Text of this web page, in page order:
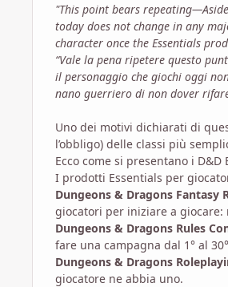
"This point bears
today does not change in any
character once the Essentials
“Vale la pena ripetere questo
il personaggio che giochi oggi
nano guerriero di non dover
Uno dei motivi dichiarati di
l’obbligo) delle classi più
Ecco come si presentano i
I prodotti Essentials per
Dungeons & Dragons Fantasy
giocatori per iniziare a giocare:
Dungeons & Dragons Rules
fare una campagna dal 1° al
Dungeons & Dragons
giocatore ne abbia uno.